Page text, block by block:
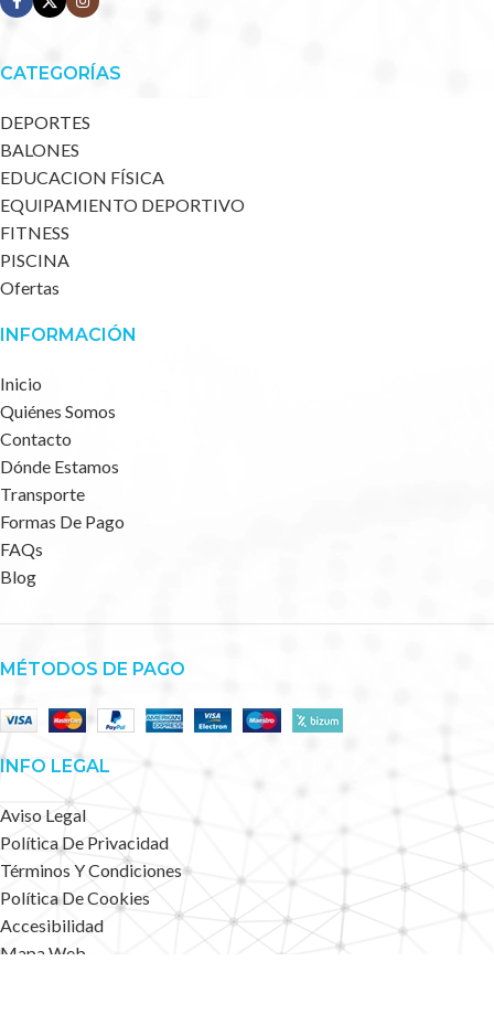
CATEGORÍAS
DEPORTES
BALONES
EDUCACION FÍSICA
EQUIPAMIENTO DEPORTIVO
FITNESS
PISCINA
Ofertas
INFORMACIÓN
Inicio
Quiénes Somos
Contacto
Dónde Estamos
Transporte
Formas De Pago
FAQs
Blog
MÉTODOS DE PAGO
INFO LEGAL
Aviso Legal
Política De Privacidad
Términos Y Condiciones
Política De Cookies
Accesibilidad
Mapa Web